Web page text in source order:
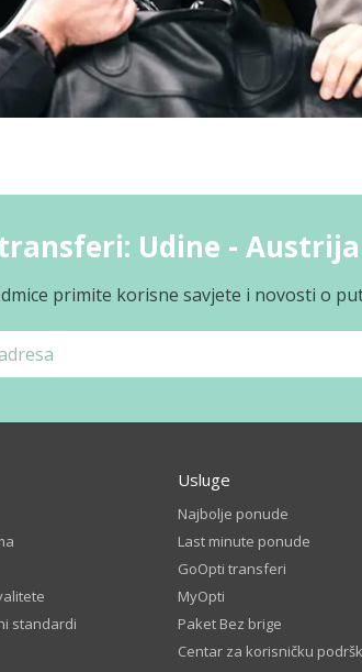
Udine - Austrija
primite korisne savjete i novosti o
standardi
Usluge
Najbolje ponude
Last minute ponude
GoOpti transferi
MyOpti
Paket Bez brige
Centar za korisničku